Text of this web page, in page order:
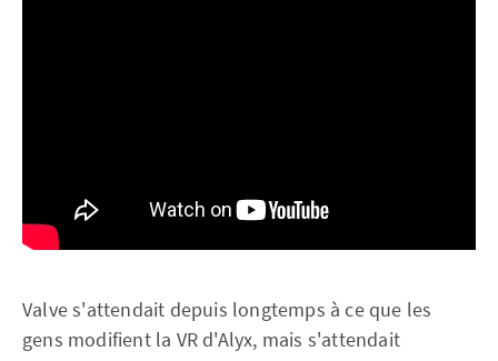
Valve s'attendait depuis longtemps à ce que les
gens modifient la VR d'Alyx, mais s'attendait